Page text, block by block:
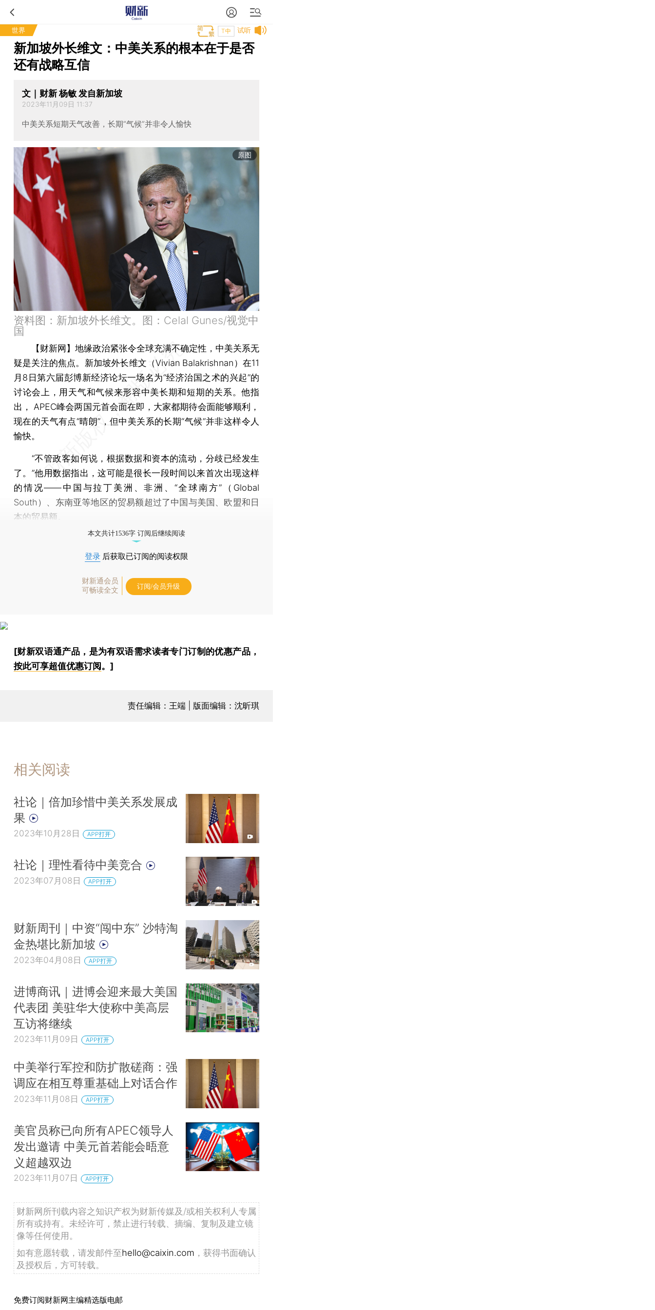
世界 试听
T中
新加坡外长维文：中美关系的根本在于是否
还有战略互信
文｜财新 杨敏 发自新加坡
2023年11月09日 11:37
中美关系短期天气改善，长期“气候”并非令人愉快
原图
资料图：新加坡外长维文。图：Celal Gunes/视觉中
国
【财新网】 地缘政治紧张令全球充满不确定性，中美关系无
疑是关注的焦点。新加坡外长维文（Vivian Balakrishnan）在11
月8日第六届彭博新经济论坛一场名为“经济治国之术的兴起”的
讨论会上，用天气和气候来形容中美长期和短期的关系。他指
出， APEC峰会两国元首会面在即，大家都期待会面能够顺利，
现在的天气有点“晴朗”，但中美关系的长期“气候”并非这样令人
愉快。
“不管政客如何说，根据数据和资本的流动，分歧已经发生
了。”他用数据指出，这可能是很长一段时间以来首次出现这样
的情况——中国与拉丁美洲、非洲、“全球南方”（Global
South）、东南亚等地区的贸易额超过了中国与美国、欧盟和日
本的贸易额。
本文共计1536字 订阅后继续阅读
登录 后获取已订阅的阅读权限
财新通会员
可畅读全文
订阅/会员升级
[财新双语通产品，是为有双语需求读者专门订制的优惠产品，
按此可享超值优惠订阅。]
责任编辑：王端 | 版面编辑：沈昕琪
相关阅读
社论｜倍加珍惜中美关系发展成
果
2023年10月28日 APP打开
社论｜理性看待中美竞合
2023年07月08日 APP打开
财新周刊｜中资“闯中东” 沙特淘
金热堪比新加坡
2023年04月08日 APP打开
进博商讯｜进博会迎来最大美国
代表团 美驻华大使称中美高层
互访将继续
2023年11月09日 APP打开
中美举行军控和防扩散磋商：强
调应在相互尊重基础上对话合作
2023年11月08日 APP打开
美官员称已向所有APEC领导人
发出邀请 中美元首若能会晤意
义超越双边
2023年11月07日 APP打开
财新网所刊载内容之知识产权为财新传媒及/或相关权利人专属
所有或持有。未经许可，禁止进行转载、摘编、复制及建立镜
像等任何使用。
如有意愿转载，请发邮件至hello@caixin.com ，获得书面确认
及授权后，方可转载。
免费订阅财新网主编精选版电邮